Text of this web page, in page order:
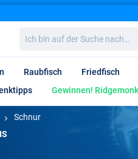
bin
auf
Suche
nach…
Raubfisch Friedfisch
Gewinnen!
Schnur